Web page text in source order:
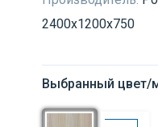
2400х1200х750
Выбранный цвет/